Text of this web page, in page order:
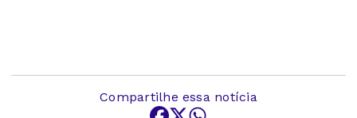
Compartilhe essa notícia